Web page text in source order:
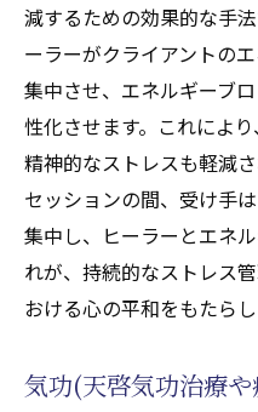
減するための効果的な手
ーラーがクライアントの
集中させ、エネルギーブ
性化させます。これによ
精神的なストレスも軽減
セッションの間、受け手
集中し、ヒーラーとエネ
れが、持続的なストレス
おける心の平和をもたらし
気功(天啓気功治療